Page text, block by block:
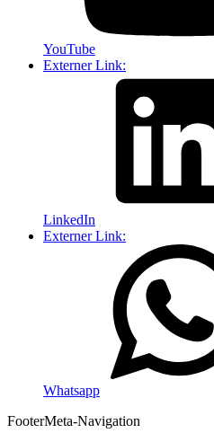
YouTube
Externer Link:
LinkedIn
Externer Link:
Whatsapp
FooterMeta-Navigation